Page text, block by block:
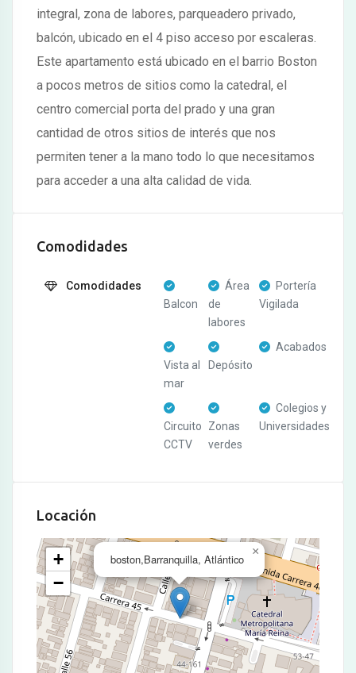
integral, zona de labores, parqueadero privado,
balcón, ubicado en el 4 piso acceso por escaleras.
Este apartamento está ubicado en el barrio Boston
a pocos metros de sitios como la catedral, el
centro comercial porta del prado y una gran
cantidad de otros sitios de interés que nos
permiten tener a la mano todo lo que necesitamos
para acceder a una alta calidad de vida.
Comodidades
Comodidades
Balcon
Área
de
labores
Portería
Vigilada
Vista al
mar
Depósito
Acabados
Circuito
CCTV
Zonas
verdes
Colegios y
Universidades
Locación
boston,Barranquilla, Atlántico
×
+
−